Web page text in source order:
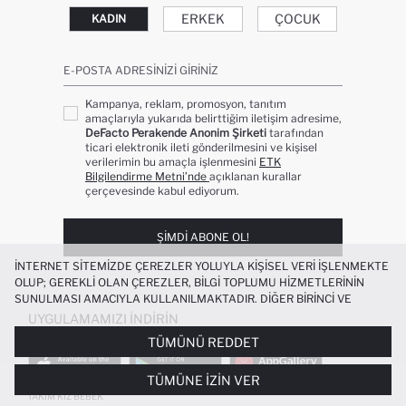
TWEED ŞORT ETEK KÜLOTLU ÇORAP 2'LI
TAKIM KIZ BEBEK
KADIN ERKEK ÇOCUK
E-POSTA ADRESINIZI GIRINIZ
Kampanya, reklam, promosyon, tanıtım
amaçlarıyla yukarıda belirttiğim iletişim adresime,
DeFacto Perakende Anonim Şirketi tarafından
ticari elektronik ileti gönderilmesini ve kişisel
verilerimin bu amaçla işlenmesini ETK
Bilgilendirme Metni’nde açıklanan kurallar
çerçevesinde kabul ediyorum.
ŞIMDI ABONE OL!
UYGULAMAMIZI İNDIRIN
İNTERNET SITEMIZDE ÇEREZLER YOLUYLA KIŞISEL VERI IŞLENMEKTE
OLUP; GEREKLI OLAN ÇEREZLER, BILGI TOPLUMU HIZMETLERININ
SUNULMASI AMACIYLA KULLANILMAKTADIR. DIĞER BIRINCI VE
ÜÇÜNCÜ TARAF ÇEREZLER ISE SIZE DAHA IYI BIR ALIŞVERIŞ
DENEYIMI SUNULABILMESI, SITEMIZIN DAHA IŞLEVSEL KILINMASI VE
KIŞISELLEŞTIRMESI VE AÇIK RIZA VERMENIZ HALINDE, SIZLERE
YÖNELIK PAZARLAMA FAALIYETLERININ YAPILMASI AMAÇLARIYLA
SINIRLI OLARAK KULLANILACAKTIR. ÇEREZLERE DAIR TERCIHLERINIZI
ÇEREZ TERCIHLERIPANELI ARACILIĞIYLA HER ZAMAN YÖNETEBILIR,
TÜMÜNÜ REDDET
TÜMÜNE İZIN VER